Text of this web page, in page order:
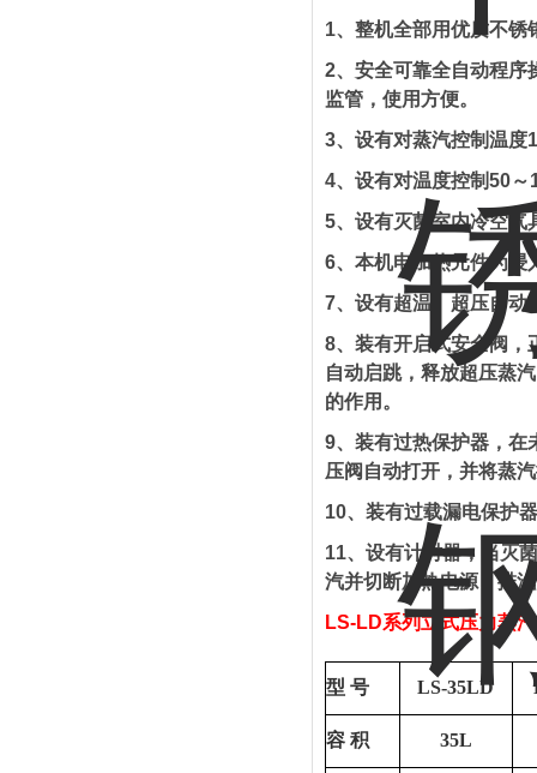
1、整机全部用优质不锈
2、安全可靠全自动程序
监管，使用方便。
3、设有对蒸汽控制温
4、设有对温度控制50
5、设有灭菌室内冷空气
6、本机电加热元件为浸
7、设有超温、超压自动
8、装有开启式安全阀，
自动启跳，释放超压蒸
的作用。
9、装有过热保护器，在
压阀自动打开，并将蒸
10、装有过载漏电保护
11、设有计时器，当灭
汽并切断加热电源，排
LS-LD系列立式压力蒸
型 号 LS-35LD
容 积 35L